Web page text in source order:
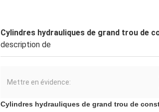
Cylindres hydrauliques de grand trou de
description de
Mettre en évidence:
Cylindres hydrauliques de grand trou de